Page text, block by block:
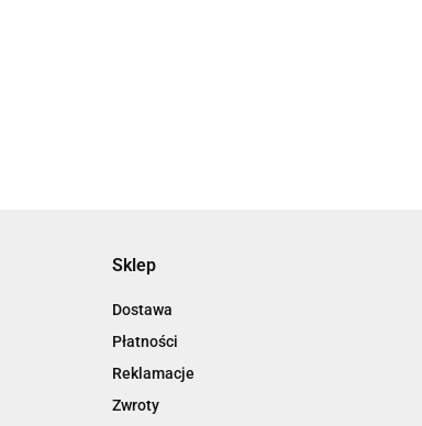
Sklep
Dostawa
Płatności
Reklamacje
Zwroty